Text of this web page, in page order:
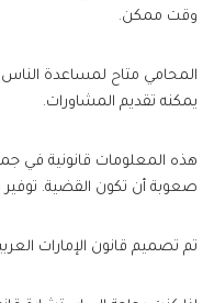
وقت ممكن.
المحامي متاح لمساعدة
يمكنه تقديم المشاورات.
هذه المعلومات قانونية في
صعوبة أن تكون القضية.
تم تصميم قانون الإمارات